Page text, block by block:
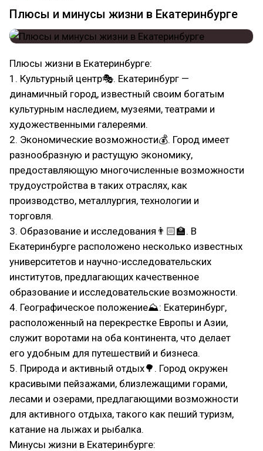
Плюсы и минусы жизни в Екатеринбурге
Плюсы жизни в Екатеринбурге:
1. Культурный центр🎭. Екатеринбург —
динамичный город, известный своим богатым
культурным наследием, музеями, театрами и
художественными галереями.
2. Экономические возможности💰. Город имеет
разнообразную и растущую экономику,
предоставляющую многочисленные возможности
трудоустройства в таких отраслях, как
производство, металлургия, технологии и
торговля.
3. Образование и исследования👨🏻‍🏫. В
Екатеринбурге расположено несколько известных
университетов и научно-исследовательских
институтов, предлагающих качественное
образование и исследовательские возможности.
4. Географическое положение⛰: Екатеринбург,
расположенный на перекрестке Европы и Азии,
служит воротами на оба континента, что делает
его удобным для путешествий и бизнеса.
5. Природа и активный отдых🌳. Город окружен
красивыми пейзажами, близлежащими горами,
лесами и озерами, предлагающими возможности
для активного отдыха, такого как пеший туризм,
катание на лыжах и рыбалка.
Минусы жизни в Екатеринбурге: